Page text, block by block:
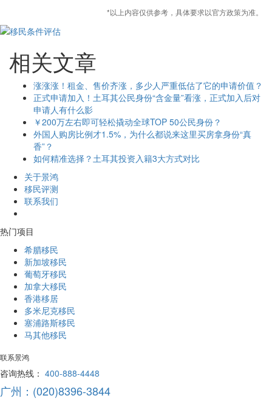
*以上内容仅供参考，具体要求以官方政策为准。
相关文章
涨涨涨！租金、售价齐涨，多少人严重低估了它的申请价值？
正式申请加入！土耳其公民身份“含金量”看涨，正式加入后对
申请人有什么影
￥200万左右即可轻松撬动全球TOP 50公民身份？
外国人购房比例才1.5%，为什么都说来这里买房拿身份“真
香”？
如何精准选择？土耳其投资入籍3大方式对比
关于景鸿
移民评测
联系我们
热门项目
希腊移民
新加坡移民
葡萄牙移民
加拿大移民
香港移居
多米尼克移民
塞浦路斯移民
马其他移民
联系景鸿
咨询热线： 400-888-4448
广州：(020)8396-3844